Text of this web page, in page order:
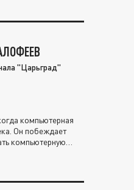
"Царьград"
компьютерная
Он побеждает
компьютерную